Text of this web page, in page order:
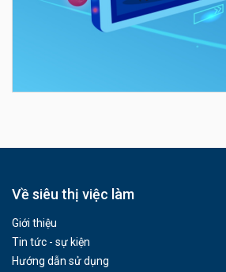
Về siêu thị việc làm
Giới thiệu
Tin tức - sự kiện
Hướng dẫn sử dụng